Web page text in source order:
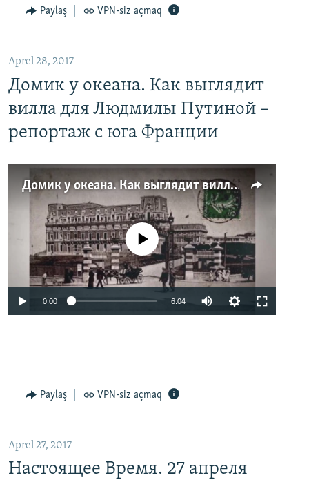
Paylaş VPN-siz açmaq
Aprel 28, 2017
Домик у океана. Как выглядит
вилла для Людмилы Путиной –
репортаж с юга Франции
Домик у океана. Как выглядит вилла для Людмилы Путиной – репортаж с юга Франции
No media source currently available
0:00 6:04
Paylaş VPN-siz açmaq
Aprel 27, 2017
Настоящее Время. 27 апреля